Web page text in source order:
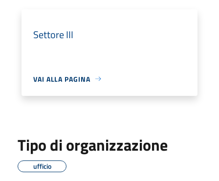
Settore III
VAI ALLA PAGINA
Tipo di organizzazione
ufficio